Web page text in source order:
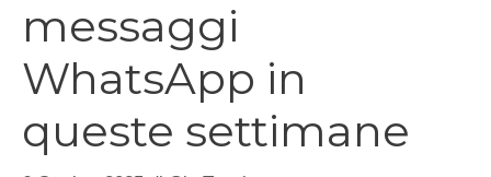
messaggi
WhatsApp in
queste settimane